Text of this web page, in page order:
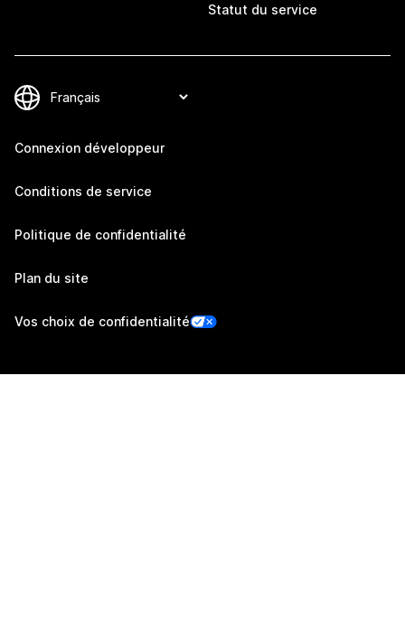
Statut du service
Connexion développeur
Conditions de service
Politique de confidentialité
Plan du site
Vos choix de confidentialité